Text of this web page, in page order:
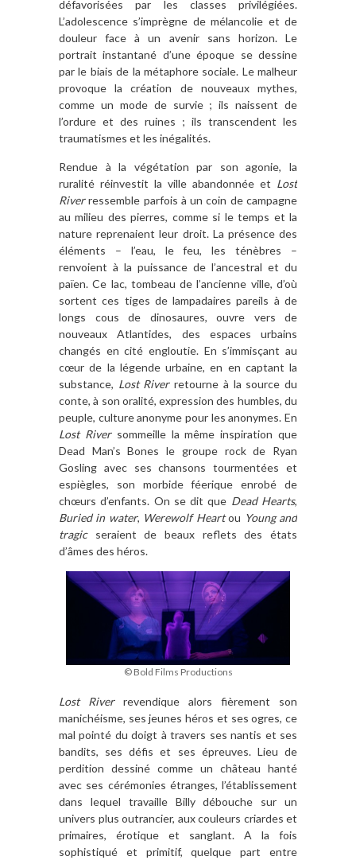
défavorisées par les classes privilégiées.
L’adolescence s’imprègne de mélancolie et de
douleur face à un avenir sans horizon. Le
portrait instantané d’une époque se dessine
par le biais de la métaphore sociale. Le malheur
provoque la création de nouveaux mythes,
comme un mode de survie ; ils naissent de
l’ordure et des ruines ; ils transcendent les
traumatismes et les inégalités.
Rendue à la végétation par son agonie, la
ruralité réinvestit la ville abandonnée et Lost
Riverressemble parfois à un coin de campagne
au milieu des pierres, comme si le temps et la
nature reprenaient leur droit. La présence des
éléments – l’eau, le feu, les ténèbres –
renvoient à la puissance de l’ancestral et du
païen. Ce lac, tombeau de l’ancienne ville, d’où
sortent ces tiges de lampadaires pareils à de
longs cous de dinosaures, ouvre vers de
nouveaux Atlantides, des espaces urbains
changés en cité engloutie. En s’immisçant au
cœur de la légende urbaine, en en captant la
substance, Lost Riverretourne à la source du
conte, à son oralité, expression des humbles, du
peuple, culture anonyme pour les anonymes. En
Lost Riversommeille la même inspiration que
Dead Man’s Bones le groupe rock de Ryan
Gosling avec ses chansons tourmentées et
espiègles, son morbide féerique enrobé de
chœurs d’enfants. On se dit que Dead Hearts,
Buried in water, Werewolf Heartou Young and
tragicseraient de beaux reflets des états
d’âmes des héros.
© Bold Films Productions
Lost Riverrevendique alors fièrement son
manichéisme, ses jeunes héros et ses ogres, ce
mal pointé du doigt à travers ses nantis et ses
bandits, ses défis et ses épreuves. Lieu de
perdition dessiné comme un château hanté
avec ses cérémonies étranges, l’établissement
dans lequel travaille Billy débouche sur un
univers plus outrancier, aux couleurs criardes et
primaires, érotique et sanglant. A la fois
sophistiqué et primitif, quelque part entre